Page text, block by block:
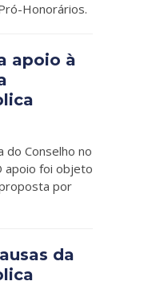
Honorários.
apoio à
do Conselho no
apoio foi objeto
por
da